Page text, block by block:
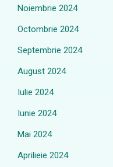
Noiembrie 2024
Octombrie 2024
Septembrie 2024
August 2024
Iulie 2024
Iunie 2024
Mai 2024
Aprilieie 2024